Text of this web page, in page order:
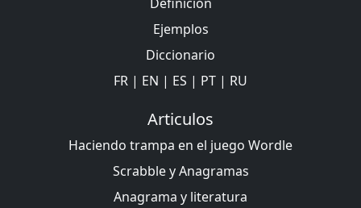
Ejemplos
Diccionario
FR | EN | ES | PT | RU
Articulos
Haciendo trampa en el juego Wordle
Scrabble y Anagramas
Anagrama y literatura